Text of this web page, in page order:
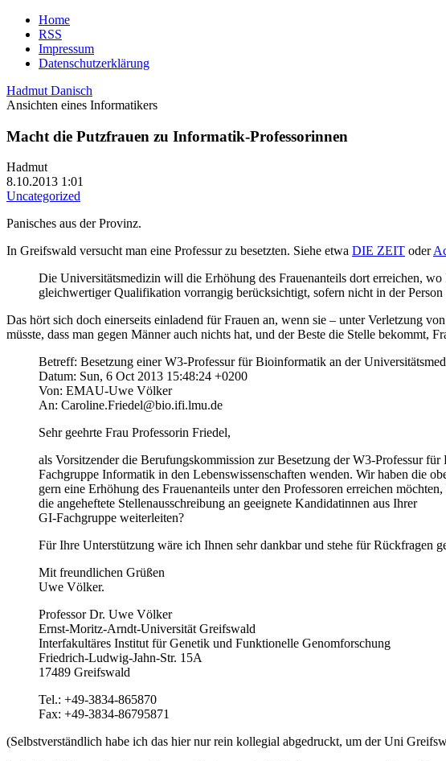
Home
RSS
Impressum
Datenschutzerklärung
Hadmut Danisch
Ansichten eines Informatikers
Macht die Putzfrauen zu Informatik-Professorinnen
Hadmut
8.10.2013 1:01
Uncategorized
Panisches aus der Provinz.
In Greifswald versucht man eine Professur zu besetzten. Siehe etwa DIE ZEIT oder
Die Universitätsmedizin will die Erhöhung des Frauenanteils dort erreichen,
gleichwertiger Qualifikation vorrangig berücksichtigt, sofern nicht in der
Das hört sich doch einerseits einladend für Frauen an, wenn sie – unter Verletzung
müsste, dass man gegen Männer auch nichts hat, und der Beste die Stelle bekommt,
Betreff: Besetzung einer W3-Professur für Bioinformatik an der
Datum: Sun, 6 Oct 2013 15:48:24 +0200
Von: EMAU-Uwe Völker
An: Caroline.Friedel@bio.ifi.lmu.de
Sehr geehrte Frau Professorin Friedel,
als Vorsitzender die Berufungskommission zur Besetzung der W3-Professur
Fachgruppe Informatik in den Lebenswissenschaften wenden. Wir haben die
gern eine Erhöhung des Frauenanteils unter den Professoren erreichen
die angeheftete Stellenausschreibung an geeignete Kandidatinnen aus Ihrer
GI-Fachgruppe weiterleiten?
Für Ihre Unterstützung wäre ich Ihnen sehr dankbar und stehe für Rückfragen
Mit freundlichen Grüßen
Uwe Völker.
Professor Dr. Uwe Völker
Ernst-Moritz-Arndt-Universität Greifswald
Interfakultäres Institut für Genetik und Funktionelle Genomforschung
Friedrich-Ludwig-Jahn-Str. 15A
17489 Greifswald
Tel.: +49-3834-865870
Fax: +49-3834-86795871
(Selbstverständlich habe ich das hier nur rein kollegial abgedruckt, um der Uni